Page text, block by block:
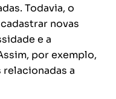
Todavia, o
novas
e a
por exemplo,
relacionadas a